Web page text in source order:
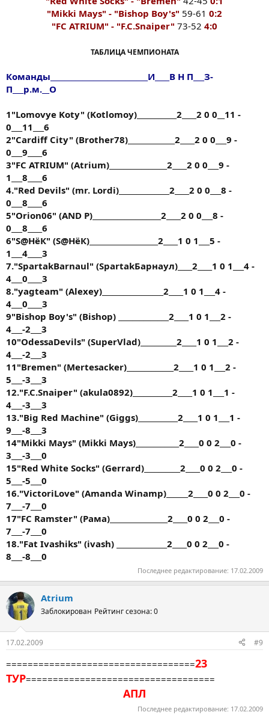
"Mikki Mays" - "Bishop Boy's" 59-61 0:2
"FC ATRIUM" - "F.C.Snaiper" 73-52 4:0
ТАБЛИЦА ЧЕМПИОНАТА
Команды___________________________И____В Н П___З-
П___р.м.__О
1"Lomovye Koty" (Kotlomoy)___________2____2 0 0__11 -
0___11___6
2"Cardiff City" (Brother78)_____________2____2 0 0___9 -
0___9____6
3"FC ATRIUM" (Atrium)________________2____2 0 0___9 -
1___8____6
4."Red Devils" (mr. Lordi)______________2____2 0 0___8 -
0___8____6
5"Orion06" (AND P)___________________2____2 0 0___8 -
0___8____6
6"S@HёК" (S@HёК)___________________2____1 0 1___5 -
1___4____3
7."SpartakBarnaul" (SpartakБарнаул)____2____1 0 1___4 -
4___0____3
8."yagteam" (Alexey)_________________2____1 0 1___4 -
4___0____3
9"Bishop Boy's" (Bishop) ______________2____1 0 1___2 -
4___-2___3
10"OdessaDevils" (SuperVlad)__________2____1 0 1___2 -
4___-2___3
11"Bremen" (Mertesacker)_____________2____1 0 1___2 -
5___-3___3
12."F.C.Snaiper" (akula0892)___________2____1 0 1___1 -
4___-3___3
13."Big Red Machine" (Giggs)___________2____1 0 1___1 -
9___-8___3
14"Mikki Mays" (Mikki Mays)____________2____0 0 2___0 -
3___-3___0
15"Red White Socks" (Gerrard)__________2____0 0 2___0 -
5___-5___0
16."VictoriLove" (Amanda Winamp)______2____0 0 2___0 -
7___-7___0
17"FC Ramster" (Рама)________________2____0 0 2___0 -
7___-7___0
18."Fat Ivashiks" (ivash) ______________2____0 0 2___0 -
8___-8___0
Последнее редактирование: 17.02.2009
Atrium
Заблокирован Рейтинг сезона: 0
17.02.2009 #9
===================================23
ТУР===================================
АПЛ
Последнее редактирование: 17.02.2009